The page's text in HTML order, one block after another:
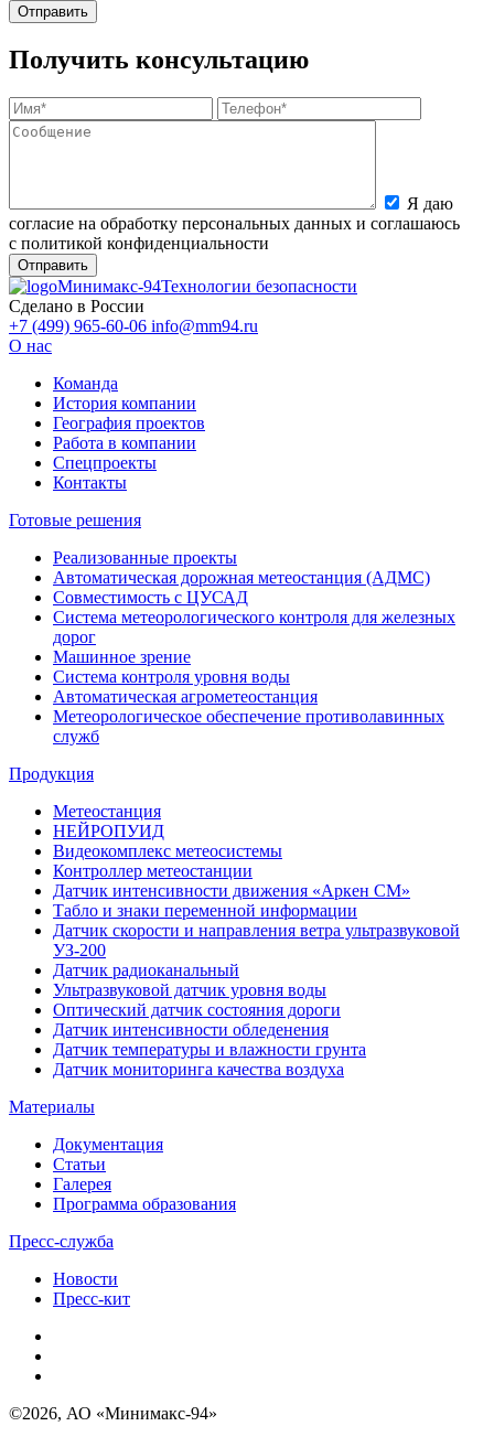
Получить консультацию
Я даю
согласие на обработку персональных данных и соглашаюсь
с политикой конфиденциальности
Минимакс-94Технологии безопасности
Сделано в России
+7 (499) 965-60-06 info@mm94.ru
О нас
Команда
История компании
География проектов
Работа в компании
Спецпроекты
Контакты
Готовые решения
Реализованные проекты
Автоматическая дорожная метеостанция (АДМС)
Совместимость с ЦУСАД
Система метеорологического контроля для железных
дорог
Машинное зрение
Система контроля уровня воды
Автоматическая агрометеостанция
Метеорологическое обеспечение противолавинных
служб
Продукция
Метеостанция
НЕЙРОПУИД
Видеокомплекс метеосистемы
Контроллер метеостанции
Датчик интенсивности движения «Аркен СМ»
Табло и знаки переменной информации
Датчик скорости и направления ветра ультразвуковой
УЗ-200
Датчик радиоканальный
Ультразвуковой датчик уровня воды
Оптический датчик состояния дороги
Датчик интенсивности обледенения
Датчик температуры и влажности грунта
Датчик мониторинга качества воздуха
Материалы
Документация
Статьи
Галерея
Программа образования
Пресс-служба
Новости
Пресс-кит
©2026, АО «Минимакс-94»